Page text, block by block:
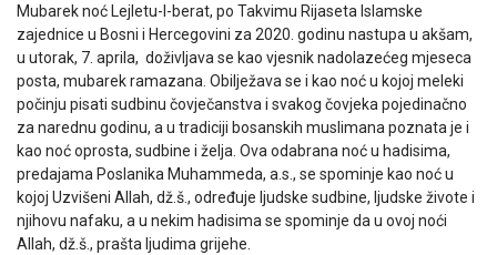
Mubarek noć Lejletu-l-berat, po Takvimu Rijaseta Islamske
zajednice u Bosni i Hercegovini za 2020. godinu nastupa u akšam,
u utorak, 7. aprila, doživljava se kao vjesnik nadolazećeg mjeseca
posta, mubarek ramazana. Obilježava se i kao noć u kojoj meleki
počinju pisati sudbinu čovječanstva i svakog čovjeka pojedinačno
za narednu godinu, a u tradiciji bosanskih muslimana poznata je i
kao noć oprosta, sudbine i želja. Ova odabrana noć u hadisima,
predajama Poslanika Muhammeda, a.s., se spominje kao noć u
kojoj Uzvišeni Allah, dž.š., određuje ljudske sudbine, ljudske živote i
njihovu nafaku, a u nekim hadisima se spominje da u ovoj noći
Allah, dž.š., prašta ljudima grijehe.